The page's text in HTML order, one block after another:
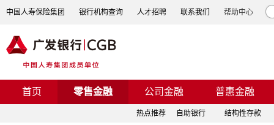
中国人寿保险集团 银行机构查询 人才招聘 联系我们 帮助中心
首页 零售金融 公司金融 普惠金融
热点推荐 自助银行 结构性存款